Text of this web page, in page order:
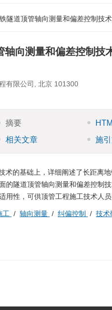
隧道顶管轴向测量和偏差控制技
轴向测量和偏差控制技
有限公司, 北京 101300
摘要
相关文章
施
术的基础上，详细阐述了长距离
的隧道顶管轴向测量和偏差控制
用性，可供顶管工程施工技术人员
工 / 轴向测量 / 纠偏控制 / 技术